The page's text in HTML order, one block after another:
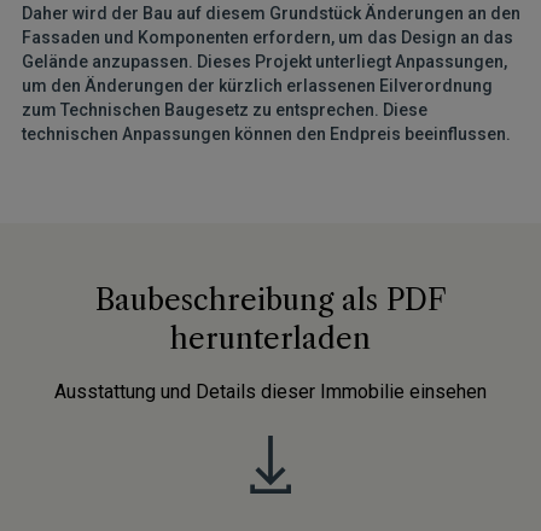
Daher wird der Bau auf diesem Grundstück Änderungen an den
Fassaden und Komponenten erfordern, um das Design an das
Gelände anzupassen. Dieses Projekt unterliegt Anpassungen,
um den Änderungen der kürzlich erlassenen Eilverordnung
zum Technischen Baugesetz zu entsprechen. Diese
technischen Anpassungen können den Endpreis beeinflussen.
Baubeschreibung als PDF
herunterladen
Ausstattung und Details dieser Immobilie einsehen